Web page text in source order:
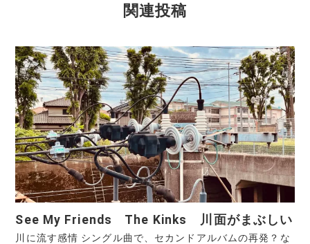
関連投稿
See My Friends The Kinks 川面がまぶしい
川に流す感情 シングル曲で、セカンドアルバムの再発？な